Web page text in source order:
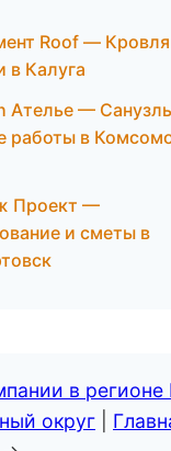
Roof —
в Калуга
Ателье —
работы в
Проект —
и сметы в
в
округ